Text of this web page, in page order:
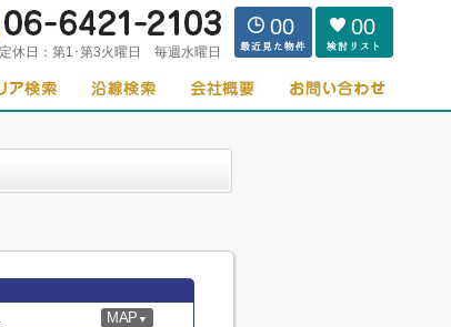
定休日： 第1･第3火曜日 毎週水曜日
00 00
MAP ▼